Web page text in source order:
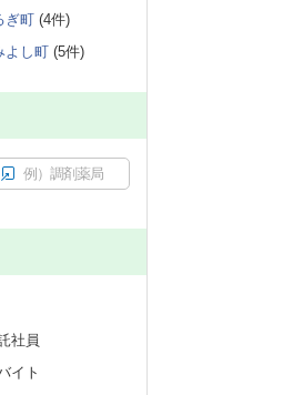
ぎ町 (4件)
よし町 (5件)
例）調剤薬局
社員
イト